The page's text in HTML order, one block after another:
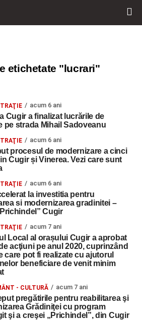
etichetate "lucrari"
acum 6 ani
Cugir a finalizat lucrările de
pe strada Mihail Sadoveanu
acum 6 ani
procesul de modernizare a cinci
Cugir și Vinerea. Vezi care sunt
acum 6 ani
la investitia pentru
si modernizarea gradinitei –
Cugir
acum 7 ani
Local al orașului Cugir a aprobat
acţiuni pe anul 2020, cuprinzând
care pot fi realizate cu ajutorul
beneficiare de venit minim
- CULTURĂ acum 7 ani
pregătirile pentru reabilitarea şi
Grădiniţei cu program
şi a creşei „Prichindel”, din Cugir